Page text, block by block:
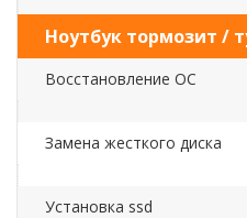
Ноутбук тормозит /
Восстановление ОС
Замена жесткого диска
Установка ssd